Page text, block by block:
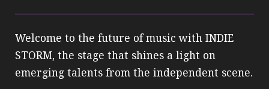
Welcome to the future of music with INDIE
STORM, the stage that shines a light on
emerging talents from the independent scene.